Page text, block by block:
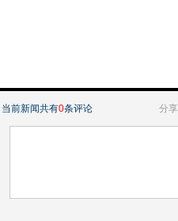
当前新闻共有0条评论 分享